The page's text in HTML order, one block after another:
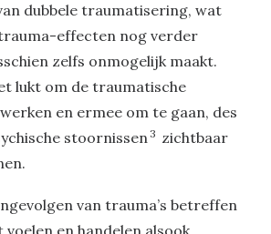
dubbele traumatisering, wat
effecten nog verder
zelfs onmogelijk maakt.
lukt om de traumatische
en ermee om te gaan, des
stoornissen3 zichtbaar
van trauma’s betreffen
en handelen alsook